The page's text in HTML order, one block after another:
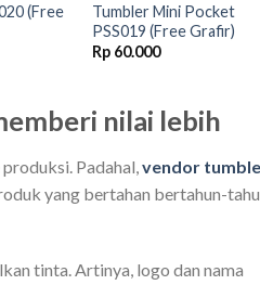
(Free
Tumbler Mini Pocket
PSS019 (Free Grafir)
Rp 60.000
nilai lebih
Padahal, vendor
yang bertahan bertahun-
tinta. Artinya, logo dan nama